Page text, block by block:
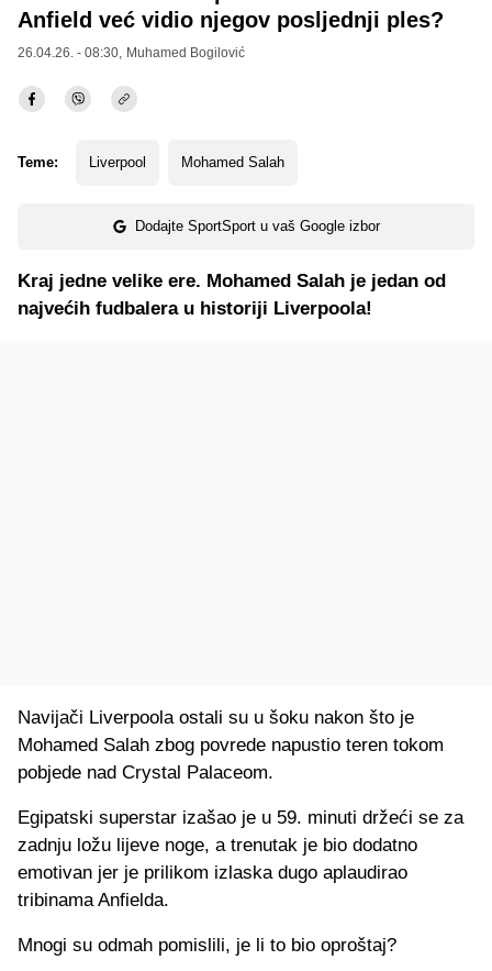
Anfield već vidio njegov posljednji ples?
26.04.26. - 08:30, Muhamed Bogilović
Teme: Liverpool Mohamed Salah
Dodajte SportSport u vaš Google izbor
Kraj jedne velike ere. Mohamed Salah je jedan od
najvećih fudbalera u historiji Liverpoola!
Navijači Liverpoola ostali su u šoku nakon što je
Mohamed Salah zbog povrede napustio teren tokom
pobjede nad Crystal Palaceom.
Egipatski superstar izašao je u 59. minuti držeći se za
zadnju ložu lijeve noge, a trenutak je bio dodatno
emotivan jer je prilikom izlaska dugo aplaudirao
tribinama Anfielda.
Mnogi su odmah pomislili, je li to bio oproštaj?